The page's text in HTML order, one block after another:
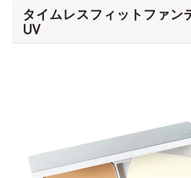
タイムレスフィットファン
UV